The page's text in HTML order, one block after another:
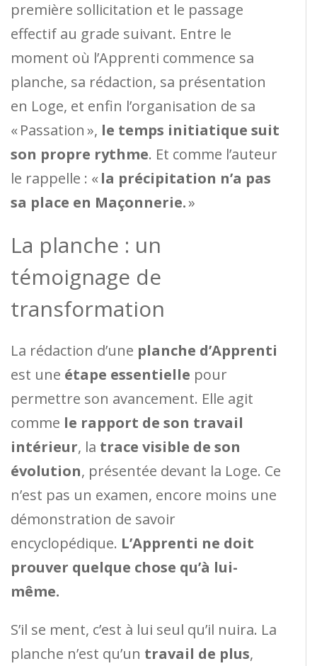
première sollicitation et le passage
effectif au grade suivant. Entre le
moment où l’Apprenti commence sa
planche, sa rédaction, sa présentation
en Loge, et enfin l’organisation de sa
« Passation », le temps initiatique suit
son propre rythme. Et comme l’auteur
le rappelle : «la précipitation n’a pas
sa place en Maçonnerie.»
La planche : un
témoignage de
transformation
La rédaction d’une planche d’Apprenti
est une étape essentielle pour
permettre son avancement. Elle agit
comme le rapport de son travail
intérieur, la trace visible de son
évolution, présentée devant la Loge. Ce
n’est pas un examen, encore moins une
démonstration de savoir
encyclopédique. L’Apprenti ne doit
prouver quelque chose qu’à lui-
même.
S’il se ment, c’est à lui seul qu’il nuira. La
planche n’est qu’un travail de plus,